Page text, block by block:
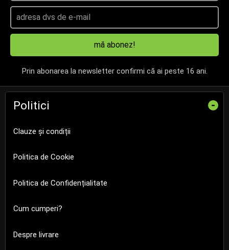
mă abonez!
Prin abonarea la newsletter confirmi că ai peste 16 ani.
Politici -
Clauze și condiții
Politica de Cookie
Politica de Confidențialitate
Cum cumperi?
Despre livrare